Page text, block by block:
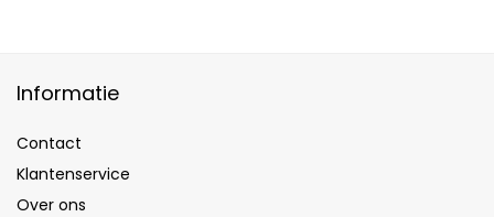
Informatie
Contact
Klantenservice
Over ons